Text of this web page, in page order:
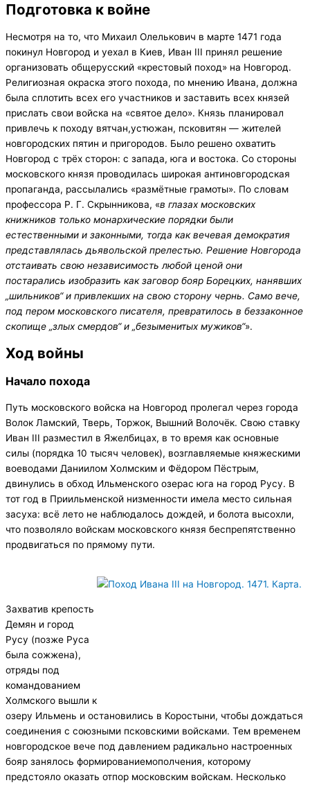
Подготовка к войне
Несмотря на то, что Михаил Олелькович в марте 1471 года
покинул Новгород и уехал в Киев, Иван III принял решение
организовать общерусский «крестовый поход» на Новгород.
Религиозная окраска этого похода, по мнению Ивана, должна
была сплотить всех его участников и заставить всех князей
прислать свои войска на «святое дело». Князь планировал
привлечь к походу вятчан,устюжан, псковитян — жителей
новгородских пятин и пригородов. Было решено охватить
Новгород с трёх сторон: с запада, юга и востока. Со стороны
московского князя проводилась широкая антиновгородская
пропаганда, рассылались «размётные грамоты». По словам
профессора Р. Г. Скрынникова, «в глазах московских
книжников только монархические порядки были
естественными и законными, тогда как вечевая демократия
представлялась дьявольской прелестью. Решение Новгорода
отстаивать свою независимость любой ценой они
постарались изобразить как заговор бояр Борецких, нанявших
„шильников“ и привлекших на свою сторону чернь. Само вече,
под пером московского писателя, превратилось в беззаконное
скопище „злых смердов“ и „безыменитых мужиков“».
Ход войны
Начало похода
Путь московского войска на Новгород пролегал через города
Волок Ламский, Тверь, Торжок, Вышний Волочёк. Свою ставку
Иван III разместил в Яжелбицах, в то время как основные
силы (порядка 10 тысяч человек), возглавляемые княжескими
воеводами Даниилом Холмским и Фёдором Пёстрым,
двинулись в обход Ильменского озерас юга на город Русу. В
тот год в Приильменской низменности имела место сильная
засуха: всё лето не наблюдалось дождей, и болота высохли,
что позволяло войскам московского князя беспрепятственно
продвигаться по прямому пути.
Захватив крепость
Демян и город
Русу (позже Руса
была сожжена),
отряды под
командованием
Холмского вышли к
озеру Ильмень и остановились в Коростыни, чтобы дождаться
соединения с союзными псковскими войсками. Тем временем
новгородское вече под давлением радикально настроенных
бояр занялось формированиемополчения, которому
предстояло оказать отпор московским войскам. Несколько